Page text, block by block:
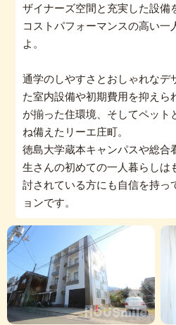
ザイナーズ空間と充実した設備
コストパフォーマンスの高い一
よ。
通学のしやすさとおしゃれなデ
た室内設備や初期費用を抑えら
が揃った住環境、そしてペット
ね備えたリーエ庄町。
徳島大学蔵本キャンパスや総合
生さんの初めての一人暮らしは
討されている方にも自信を持っ
ョンです。